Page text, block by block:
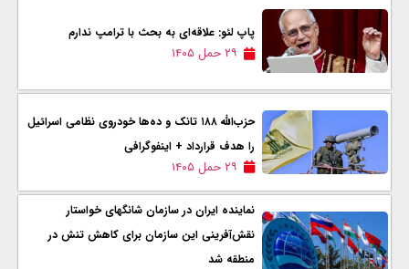
پاپ لئو: علاقه‌ای به بحث با ترامپ ندارم
۲۹ حمل ۱۴۰۵
حزب‌الله ۱۸۸ تانک و ده‌ها خودروی نظامی اسرائیل
را هدف قرارداد + اینفوگرافی
۲۹ حمل ۱۴۰۵
نماینده ایران در سازمان شانگهای خواستار
نقش‌آفرینی این سازمان برای کاهش تنش در
منطقه شد